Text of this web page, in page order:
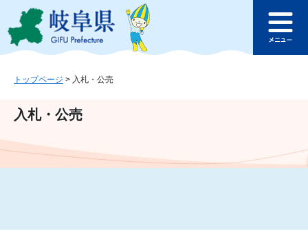
ジ
ュ
文
このページの本文へ
ュ
トップページ > 入札・公売
入札・公売